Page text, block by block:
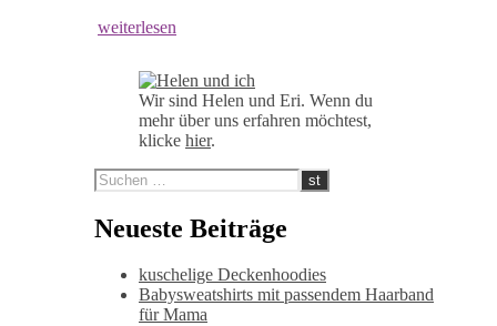
weiterlesen
Wir sind Helen und Eri. Wenn du
mehr über uns erfahren möchtest,
klicke hier.
Neueste Beiträge
kuschelige Deckenhoodies
Babysweatshirts mit passendem Haarband
für Mama